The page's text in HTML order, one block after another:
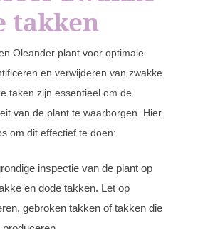
takken
Oleander plant voor optimale
en verwijderen van zwakke
taken zijn essentieel om de
van de plant te waarborgen. Hier
om dit effectief te doen:
inspectie van de plant op
en dode takken. Let op
gebroken takken of takken die